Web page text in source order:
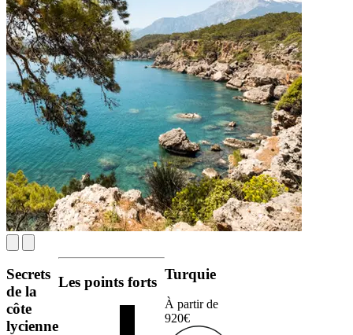
Secrets
de la
côte
lycienne
Les points forts Turquie
À partir de
920€